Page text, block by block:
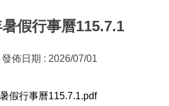
假行事曆115.7.1
發佈日期 : 2026/07/01
假行事曆115.7.1.pdf